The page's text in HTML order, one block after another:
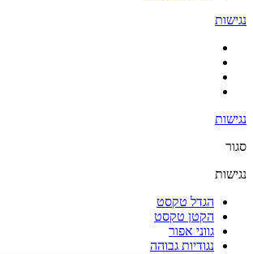
נגישות
נגישות
סגור
נגישות
הגדל טקסט
הקטן טקסט
גווני אפור
נגודיות גבוהה